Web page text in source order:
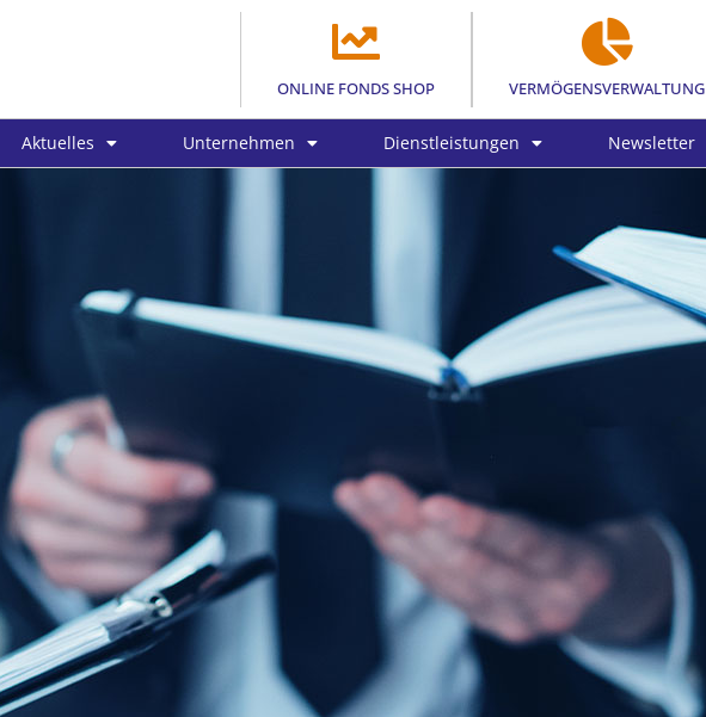
ONLINE FONDS SHOP VERMÖGENSVERWALTUNG
Aktuelles Unternehmen Dienstleistungen Newsletter